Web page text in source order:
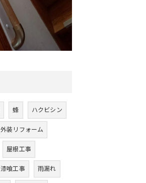
蜂 ハクビシン
外装リフォーム
屋根工事
漆喰工事 雨漏れ